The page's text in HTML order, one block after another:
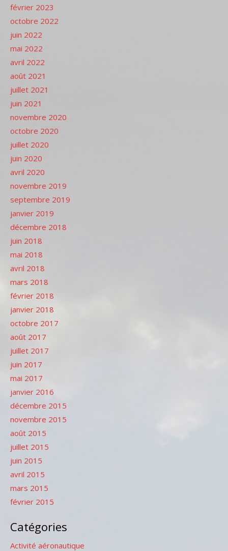
février 2023
octobre 2022
juin 2022
mai 2022
avril 2022
août 2021
juillet 2021
juin 2021
novembre 2020
octobre 2020
juillet 2020
juin 2020
avril 2020
novembre 2019
septembre 2019
janvier 2019
décembre 2018
juin 2018
mai 2018
avril 2018
mars 2018
février 2018
janvier 2018
octobre 2017
août 2017
juillet 2017
juin 2017
mai 2017
janvier 2016
décembre 2015
novembre 2015
août 2015
juillet 2015
juin 2015
avril 2015
mars 2015
février 2015
Catégories
Activité aéronautique